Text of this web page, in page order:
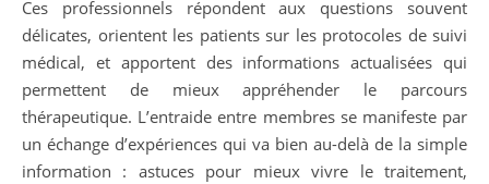
Ces professionnels répondent aux questions souvent
délicates, orientent les patients sur les protocoles de suivi
médical, et apportent des informations actualisées qui
permettent de mieux appréhender le parcours
thérapeutique. L’entraide entre membres se manifeste par
un échange d’expériences qui va bien au-delà de la simple
information : astuces pour mieux vivre le traitement,